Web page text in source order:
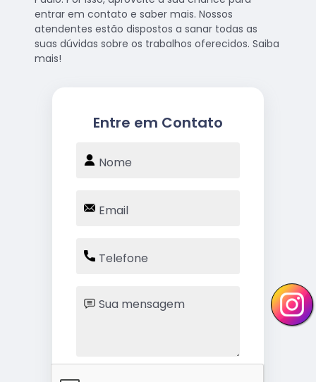
entrar em contato e saber mais. Nossos
atendentes estão dispostos a sanar todas as
suas dúvidas sobre os trabalhos oferecidos. Saiba
mais!
Entre em Contato